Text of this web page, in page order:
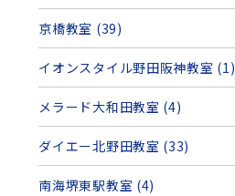
京橋教室 (39)
イオンスタイル野田阪神教室 (1)
メラード大和田教室 (4)
ダイエー北野田教室 (33)
南海堺東駅教室 (4)